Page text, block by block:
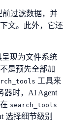
前过滤数据，并
文。此外，它还
现为文件系统
是预先全部加
工具来
器时，AI Agent
search_tools
选择细节级别